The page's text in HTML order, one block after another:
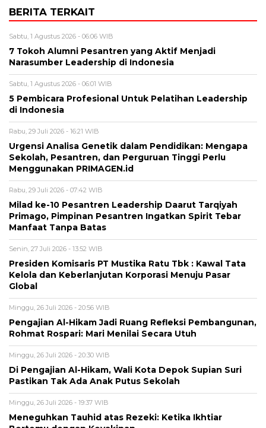
BERITA TERKAIT
Sabtu, 1 Agustus 2026 - 06:06 WIB
7 Tokoh Alumni Pesantren yang Aktif Menjadi
Narasumber Leadership di Indonesia
Sabtu, 1 Agustus 2026 - 06:01 WIB
5 Pembicara Profesional Untuk Pelatihan Leadership
di Indonesia
Rabu, 29 Juli 2026 - 16:21 WIB
Urgensi Analisa Genetik dalam Pendidikan: Mengapa
Sekolah, Pesantren, dan Perguruan Tinggi Perlu
Menggunakan PRIMAGEN.id
Rabu, 29 Juli 2026 - 07:42 WIB
Milad ke-10 Pesantren Leadership Daarut Tarqiyah
Primago, Pimpinan Pesantren Ingatkan Spirit Tebar
Manfaat Tanpa Batas
Senin, 27 Juli 2026 - 13:52 WIB
Presiden Komisaris PT Mustika Ratu Tbk : Kawal Tata
Kelola dan Keberlanjutan Korporasi Menuju Pasar
Global
Minggu, 26 Juli 2026 - 20:56 WIB
Pengajian Al-Hikam Jadi Ruang Refleksi Pembangunan,
Rohmat Rospari: Mari Menilai Secara Utuh
Minggu, 26 Juli 2026 - 20:30 WIB
Di Pengajian Al-Hikam, Wali Kota Depok Supian Suri
Pastikan Tak Ada Anak Putus Sekolah
Minggu, 26 Juli 2026 - 19:37 WIB
Meneguhkan Tauhid atas Rezeki: Ketika Ikhtiar